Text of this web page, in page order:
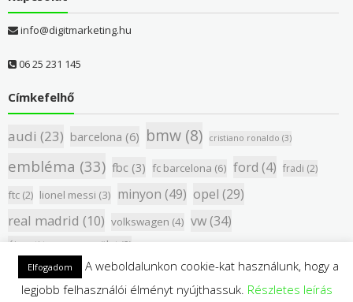
info@digitmarketing.hu
06 25 231 145
Címkefelhő
audi (23) barcelona (6) bmw(8) cristiano ronaldo (3)
embléma (33) fbc (3) fc barcelona (6) ford (4) fradi (2)
ftc(2) lionel messi (3) minyon (49) opel (29)
real madrid (10) volkswagen (4) vw(34)
újpesti torna egyesület(2)
Copyright © 2018 Pandamatrica - All rights reserved.
Elfogadom
A weboldalunkon cookie-kat használunk, hogy a
legjobb felhasználói élményt nyújthassuk. Részletes leírás